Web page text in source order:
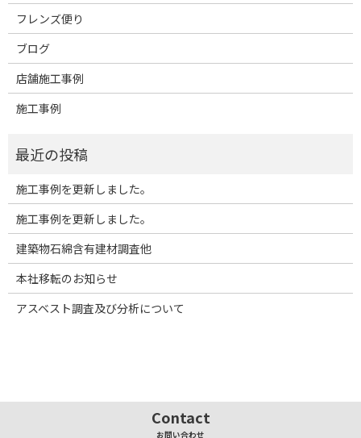
フレンズ便り
ブログ
店舗施工事例
施工事例
施工事例を更新しました。
施工事例を更新しました。
建築物石綿含有建材調査他
本社移転のお知らせ
アスベスト調査及び分析について
Contact
お問い合わせ